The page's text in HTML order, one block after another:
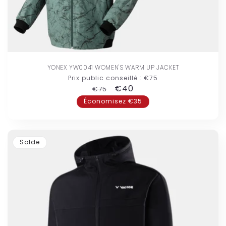
YONEX YW0041 WOMEN'S WARM UP JACKET
Prix public conseillé : €75
Prix
habituel
€75
Prix
promotionnel
€40
Économisez €35
Solde